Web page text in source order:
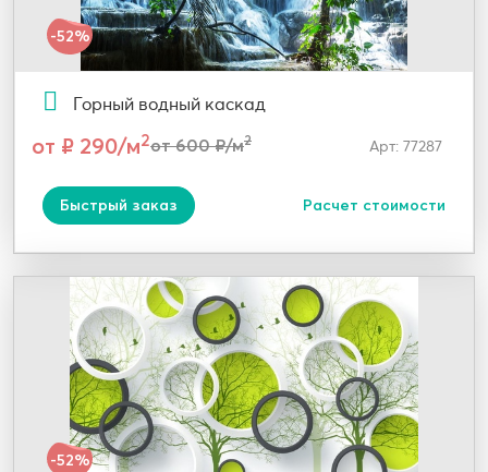
-52%
Горный водный каскад
от ₽ 290/м2от 600 ₽/м2 Арт: 77287
Быстрый заказ Расчет стоимости
-52%